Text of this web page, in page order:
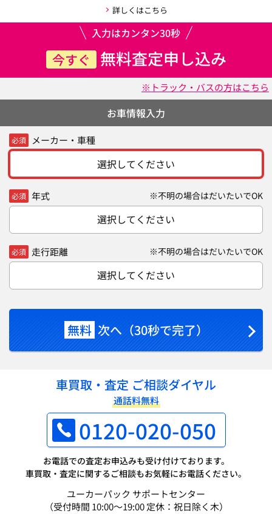
詳しくはこちら
入力はカンタン30秒
今すぐ 無料査定申し込み
※トラック・バスの方はこちら
お車情報入力
必須 メーカー・車種
選択してください
必須 年式 ※不明の場合はだいたいでOK
選択してください
必須 走行距離 ※不明の場合はだいたいでOK
選択してください
無料 次へ（30秒で完了）
車買取・査定 ご相談ダイヤル
通話料無料
0120-020-050
お電話での査定お申込みも受け付けております。
車買取・査定に関するご相談もお気軽にお電話ください。
ユーカーパック サポートセンター
（受付時間 10:00～19:00 定休：祝日除く木）